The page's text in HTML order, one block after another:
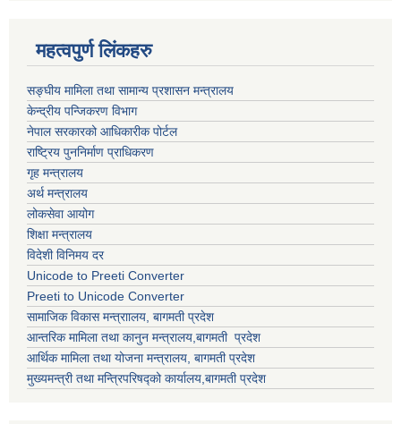
महत्वपुर्ण लिंकहरु
सङ्घीय मामिला तथा सामान्य प्रशासन मन्त्रालय
केन्द्रीय पन्जिकरण विभाग
नेपाल सरकारको आधिकारीक पोर्टल
राष्ट्रिय पुननिर्माण प्राधिकरण
गृह मन्त्रालय
अर्थ मन्त्रालय
लोकसेवा आयोग
शिक्षा मन्त्रालय
विदेशी विनिमय दर
Unicode to Preeti Converter
Preeti to Unicode Converter
सामाजिक विकास मन्त्राालय, बागमती प्रदेश
आन्तरिक मामिला तथा कानुन मन्त्रालय,बागमती प्रदेश
आर्थिक मामिला तथा योजना मन्त्रालय, बागमती प्रदेश
मुख्यमन्त्री तथा मन्त्रिपरिषद्को कार्यालय,बागमती प्रदेश